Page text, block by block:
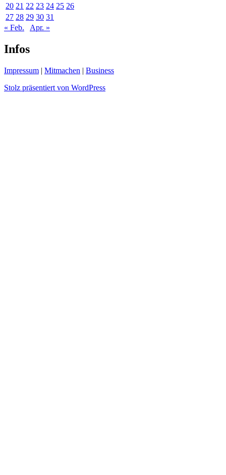
20 21 22 23 24 25 26
27 28 29 30 31
« Feb.
Apr. »
Infos
Impressum | Mitmachen | Business
Stolz präsentiert von WordPress